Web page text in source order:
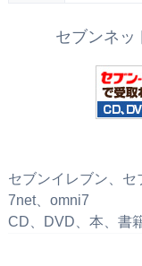
セブンネッ
セブンイレブン、セ
7net、omni7
CD、DVD、本、書